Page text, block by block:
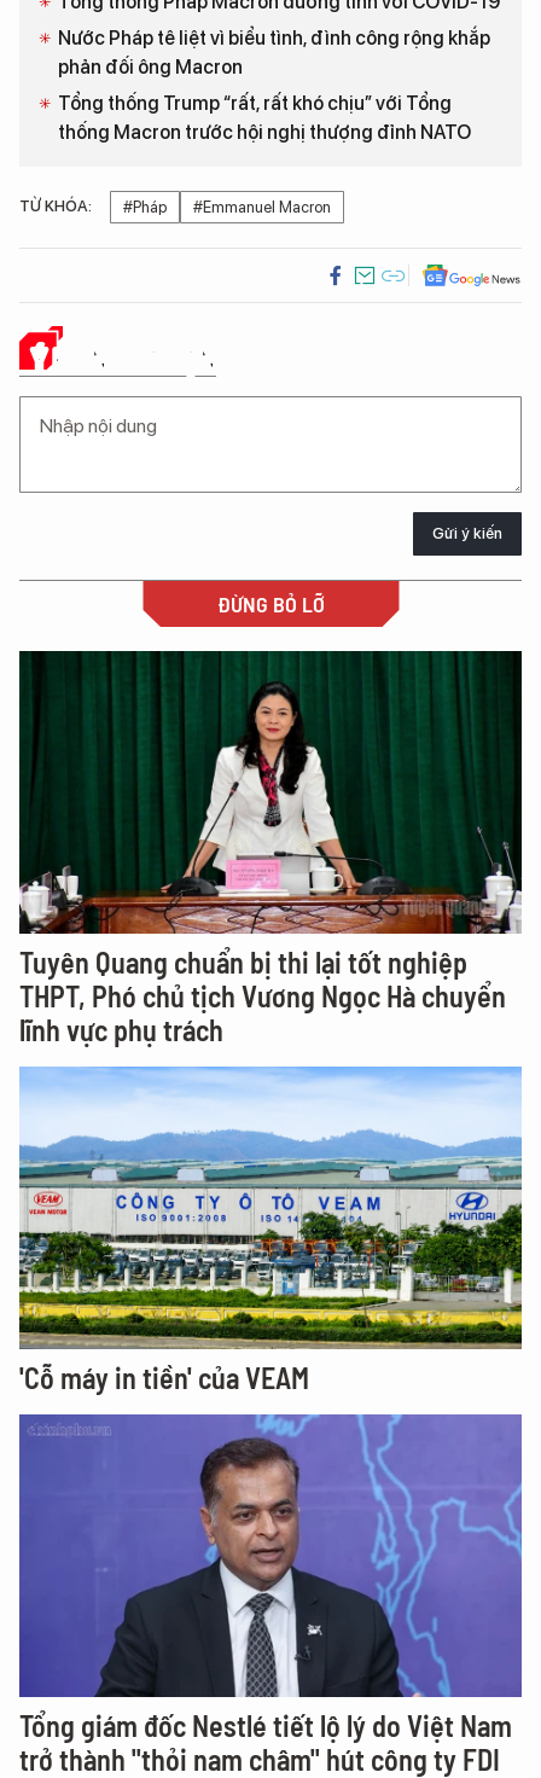
Nước Pháp tê liệt vì biểu tình, đình công rộng khắp
phản đối ông Macron
Tổng thống Trump “rất, rất khó chịu” với Tổng
thống Macron trước hội nghị thượng đỉnh NATO
TỪ KHÓA: #Pháp #Emmanuel Macron
Ý KIẾN CỦA BẠN
Gửi ý kiến
ĐỪNG BỎ LỠ
Tuyên Quang chuẩn bị thi lại tốt nghiệp
THPT, Phó chủ tịch Vương Ngọc Hà chuyển
lĩnh vực phụ trách
'Cỗ máy in tiền' của VEAM
Tổng giám đốc Nestlé tiết lộ lý do Việt Nam
trở thành "thỏi nam châm" hút công ty FDI